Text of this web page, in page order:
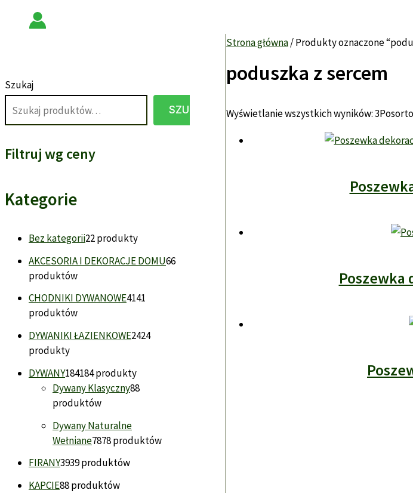
Szukaj
SZUKAJ
Filtruj wg ceny
Kategorie
Bez kategorii22 produkty
AKCESORIA I DEKORACJE DOMU66
produktów
CHODNIKI DYWANOWE4141
produktów
DYWANIKI ŁAZIENKOWE2424
produkty
DYWANY184184 produkty
Dywany Klasyczny88
produktów
Dywany Naturalne
Wełniane7878 produktów
FIRANY3939 produktów
KAPCIE88 produktów
Strona główna/ Produkty oznaczone
poduszka z sercem
Wyświetlanie wszystkich wyników: 3
Poszewka